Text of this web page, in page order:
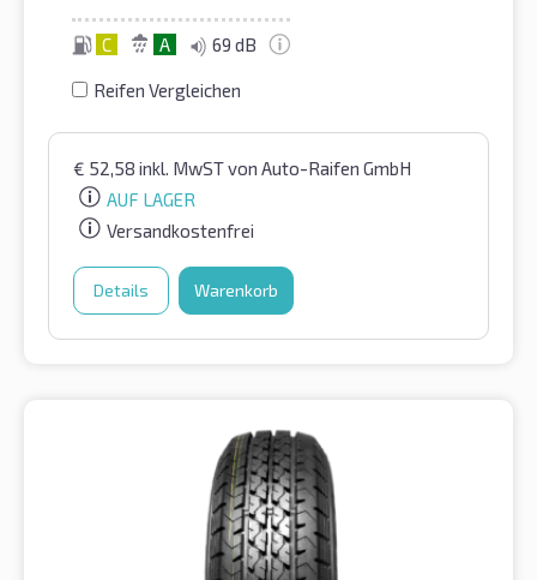
C A 69 dB
Reifen Vergleichen
€ 52,58 inkl. MwSTvon Auto-Raifen GmbH
AUF LAGER
Versandkostenfrei
Details Warenkorb